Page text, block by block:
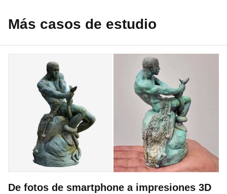
Más casos de estudio
De fotos de smartphone a impresiones 3D